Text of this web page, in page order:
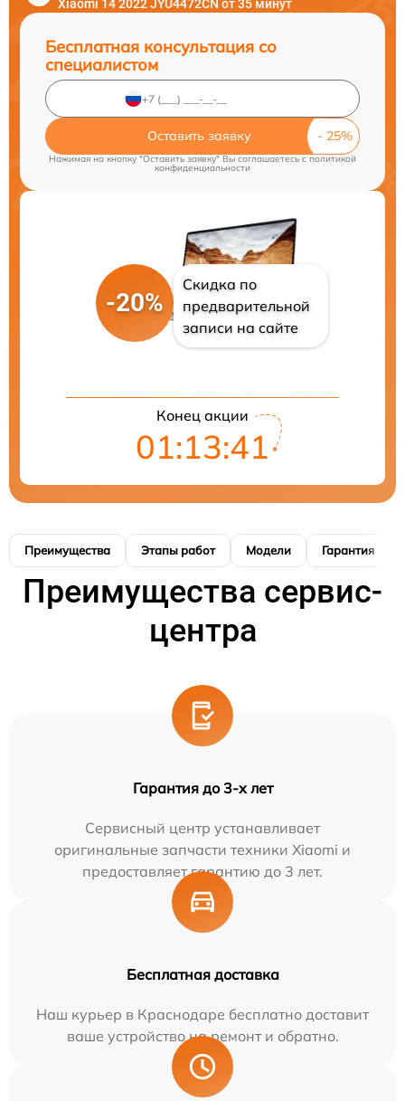
Xiaomi 14 2022 JYU4472CN от 35 минут
Бесплатная консультация со
специалистом
Оставить заявку
Нажимая на кнопку "Оставить заявку" Вы соглашаетесь cполитикой
конфиденциальности
-20%
Скидка по
предварительной
записи на сайте
Конец акции
01:13:40
Преимущества Этапы работ Модели Гарантия
Преимущества сервис-
центра
Гарантия до 3-х лет
Сервисный центр устанавливает
оригинальные запчасти техники Xiaomi и
предоставляет гарантию до 3 лет.
Бесплатная доставка
Наш курьер в Краснодаре бесплатно доставит
ваше устройство на ремонт и обратно.